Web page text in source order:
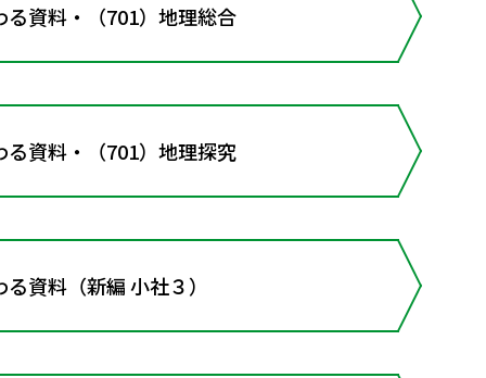
資料・（701）地理総合
資料・（701）地理探究
資料（新編 小社３）